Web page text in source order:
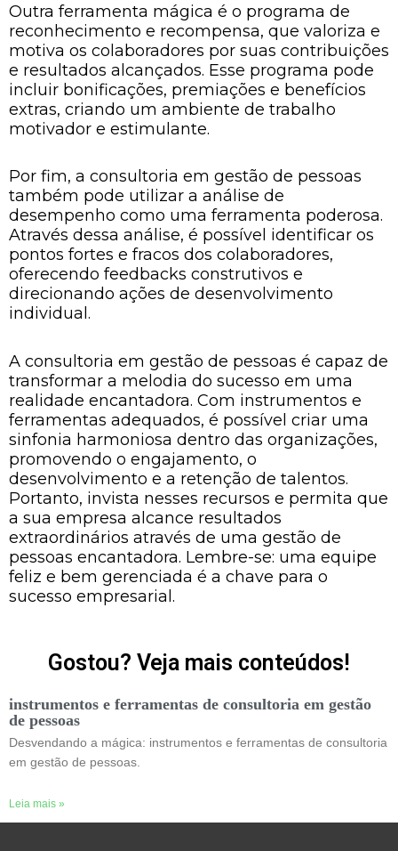
Outra ferramenta mágica é o programa de
reconhecimento e recompensa, que valoriza e
motiva os colaboradores por suas contribuições
e resultados alcançados. Esse programa pode
incluir bonificações, premiações e benefícios
extras, criando um ambiente de trabalho
motivador e estimulante.
Por fim, a consultoria em gestão de pessoas
também pode utilizar a análise de
desempenho como uma ferramenta poderosa.
Através dessa análise, é possível identificar os
pontos fortes e fracos dos colaboradores,
oferecendo feedbacks construtivos e
direcionando ações de desenvolvimento
individual.
A consultoria em gestão de pessoas é capaz de
transformar a melodia do sucesso em uma
realidade encantadora. Com instrumentos e
ferramentas adequados, é possível criar uma
sinfonia harmoniosa dentro das organizações,
promovendo o engajamento, o
desenvolvimento e a retenção de talentos.
Portanto, invista nesses recursos e permita que
a sua empresa alcance resultados
extraordinários através de uma gestão de
pessoas encantadora. Lembre-se: uma equipe
feliz e bem gerenciada é a chave para o
sucesso empresarial.
Gostou? Veja mais conteúdos!
instrumentos e ferramentas de consultoria em gestão
de pessoas
Desvendando a mágica: instrumentos e ferramentas de consultoria
em gestão de pessoas.
Leia mais »